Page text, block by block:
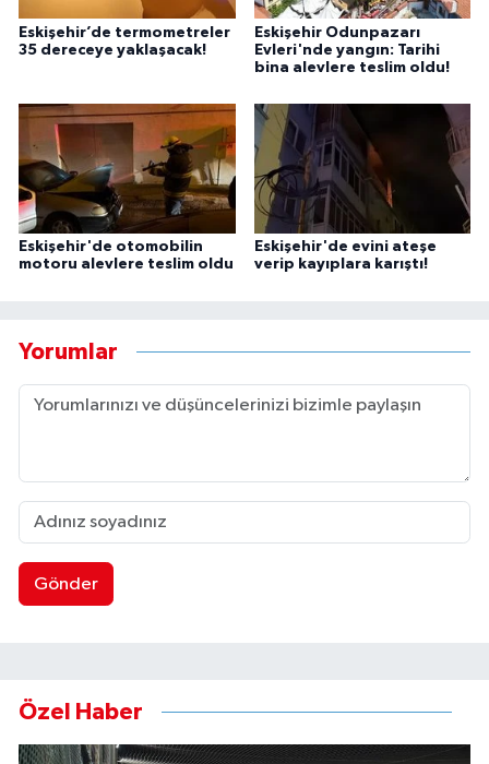
Eskişehir’de termometreler
35 dereceye yaklaşacak!
Eskişehir Odunpazarı
Evleri'nde yangın: Tarihi
bina alevlere teslim oldu!
Eskişehir'de otomobilin
motoru alevlere teslim oldu
Eskişehir'de evini ateşe
verip kayıplara karıştı!
Yorumlar
Gönder
Özel Haber